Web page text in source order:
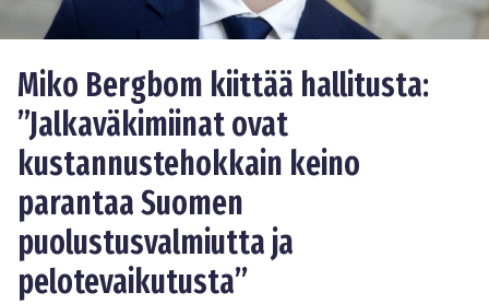
Miko Bergbom kiittää hallitusta:
”Jalkaväkimiinat ovat
kustannustehokkain keino
parantaa Suomen
puolustusvalmiutta ja
pelotevaikutusta”